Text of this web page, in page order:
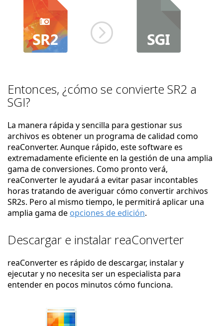
Entonces, ¿cómo se convierte SR2 a
SGI?
La manera rápida y sencilla para gestionar sus
archivos es obtener un programa de calidad como
reaConverter. Aunque rápido, este software es
extremadamente eficiente en la gestión de una amplia
gama de conversiones. Como pronto verá,
reaConverter le ayudará a evitar pasar incontables
horas tratando de averiguar cómo convertir archivos
SR2s. Pero al mismo tiempo, le permitirá aplicar una
amplia gama de opciones de edición.
Descargar e instalar reaConverter
reaConverter es rápido de descargar, instalar y
ejecutar y no necesita ser un especialista para
entender en pocos minutos cómo funciona.